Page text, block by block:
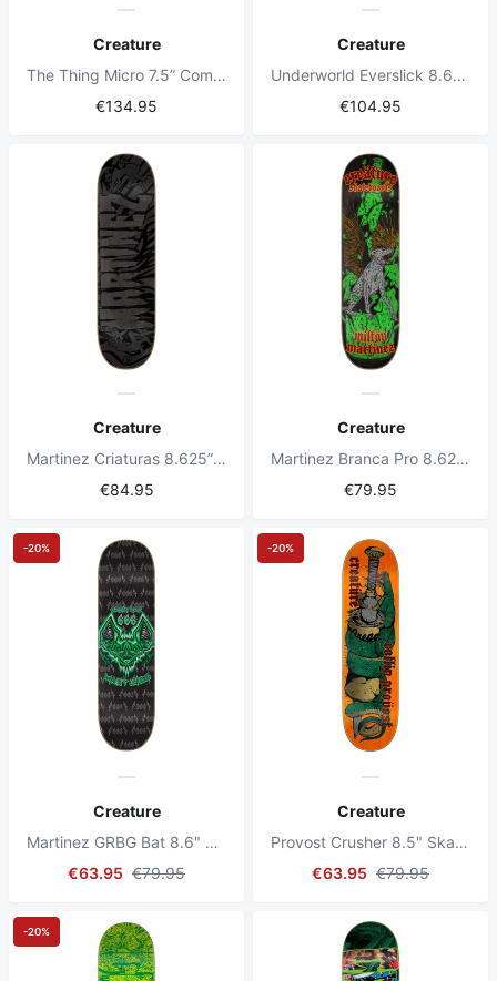
Creature
The Thing Micro 7.5” Complete Skateboard
€134.95
Creature
Underworld Everslick 8.625” Skateboard Deck
€104.95
Creature
Martinez Criaturas 8.625” Skateboard Deck
€84.95
Creature
Martinez Branca Pro 8.625" Skateboard Deck
€79.95
Creature
Martinez GRBG Bat 8.6" Skateboard Deck
€63.95 €79.95
-20%
Creature
Provost Crusher 8.5" Skateboard Deck
€63.95 €79.95
-20%
-20%